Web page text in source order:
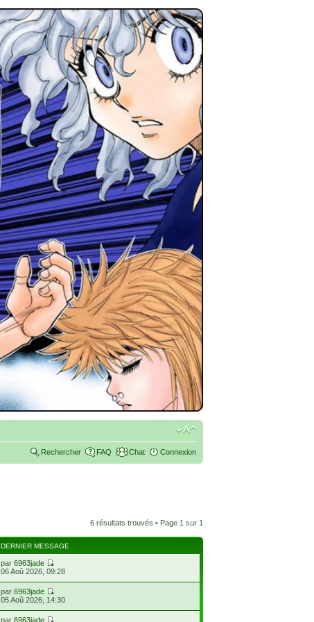
Rechercher FAQ Chat Connexion
6 résultats trouvés • Page 1 sur 1
DERNIER MESSAGE
par6963jade
06 Aoû 2026, 09:28
par6963jade
05 Aoû 2026, 14:30
par6963jade